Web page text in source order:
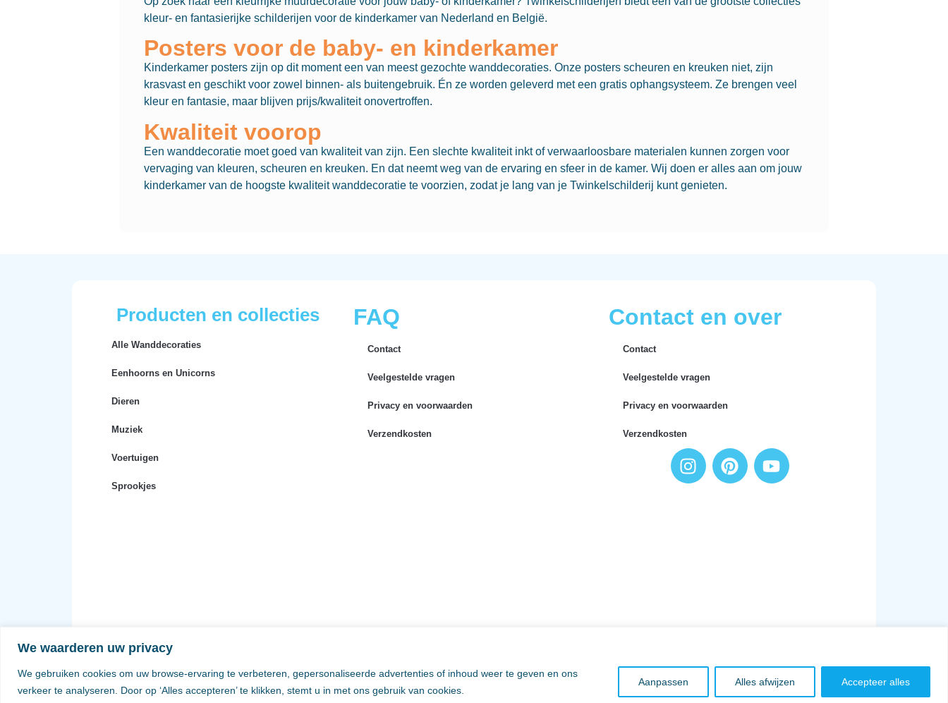
We waarderen uw privacy
We gebruiken cookies om uw browse-ervaring te verbeteren, gepersonaliseerde advertenties of inhoud weer te geven en ons
verkeer te analyseren. Door op ‘Alles accepteren’ te klikken, stemt u in met ons gebruik van cookies.
Aanpassen Alles afwijzen Accepteer alles
kleur- en fantasierijke schilderijen voor de kinderkamer van Nederland en België.
Posters voor de baby- en kinderkamer
Kinderkamer posters zijn op dit moment een van meest gezochte wanddecoraties. Onze posters scheuren en kreuken niet, zijn
krasvast en geschikt voor zowel binnen- als buitengebruik. Én ze worden geleverd met een gratis ophangsysteem. Ze brengen veel
kleur en fantasie, maar blijven prijs/kwaliteit onovertroffen.
Kwaliteit voorop
Een wanddecoratie moet goed van kwaliteit van zijn. Een slechte kwaliteit inkt of verwaarloosbare materialen kunnen zorgen voor
vervaging van kleuren, scheuren en kreuken. En dat neemt weg van de ervaring en sfeer in de kamer. Wij doen er alles aan om jouw
kinderkamer van de hoogste kwaliteit wanddecoratie te voorzien, zodat je lang van je Twinkelschilderij kunt genieten.
Producten en collecties
Alle Wanddecoraties
Eenhoorns en Unicorns
Dieren
Muziek
Voertuigen
Sprookjes
FAQ
Contact
Veelgestelde vragen
Privacy en voorwaarden
Verzendkosten
Contact en over
Contact
Veelgestelde vragen
Privacy en voorwaarden
Verzendkosten